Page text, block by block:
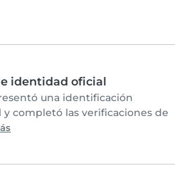
identidad oficial
una identificación
completó las verificaciones de